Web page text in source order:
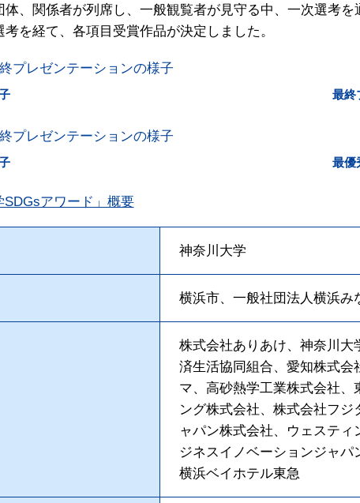
体、関係者が列席し、一般観覧者が見守る中、一次選考
を経て、各項目受賞作品が決定しました。
最終
最優
SDGsアワード」概要
神奈川大学
横浜市、一般社団法人横浜み
株式会社ありあけ、神奈川
済生活協同組合、愛知株式
マ、高砂熱学工業株式会社、
ング株式会社、株式会社フ
ャパン株式会社、ウェステ
ジネスイノベーションジャパ
横浜ベイホテル東急